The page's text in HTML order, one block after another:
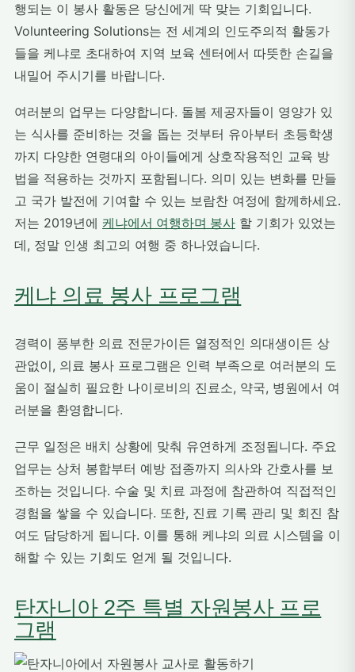
행되는 이 봉사 활동은 당신에게 딱 맞는 기회입니다.
Volunteering Solutions는 전 세계의 인도주의적 활동가
들을 케냐로 초대하여 지역 보육 센터에서 따뜻한 손길을
내밀어 주시기를 바랍니다.
여러분의 업무는 다양합니다. 돌봄 제공자들이 영양가 있
는 식사를 준비하는 것을 돕는 것부터 유아부터 초등학생
까지 다양한 연령대의 아이들에게 상호작용적인 교육 방
법을 적용하는 것까지 포함됩니다. 의미 있는 변화를 만들
고 국가 발전에 기여할 수 있는 보람찬 여정에 함께하세요.
저는 2019년에 케냐에서 여행하며 봉사 할 기회가 있었는
데, 정말 인생 최고의 여행 중 하나였습니다.
케냐 의료 봉사 프로그램
경력이 풍부한 의료 전문가이든 열정적인 의대생이든 상
관없이, 의료 봉사 프로그램은 인력 부족으로 여러분의 도
움이 절실히 필요한 나이로비의 진료소, 약국, 병원에서 여
러분을 환영합니다.
근무 일정은 배치 상황에 맞춰 유연하게 조정됩니다. 주요
업무는 상처 봉합부터 예방 접종까지 의사와 간호사를 보
조하는 것입니다. 수술 및 치료 과정에 참관하여 직접적인
경험을 쌓을 수 있습니다. 또한, 진료 기록 관리 및 회진 참
여도 담당하게 됩니다. 이를 통해 케냐의 의료 시스템을 이
해할 수 있는 기회도 얻게 될 것입니다.
탄자니아 2주 특별 자원봉사 프로
그램